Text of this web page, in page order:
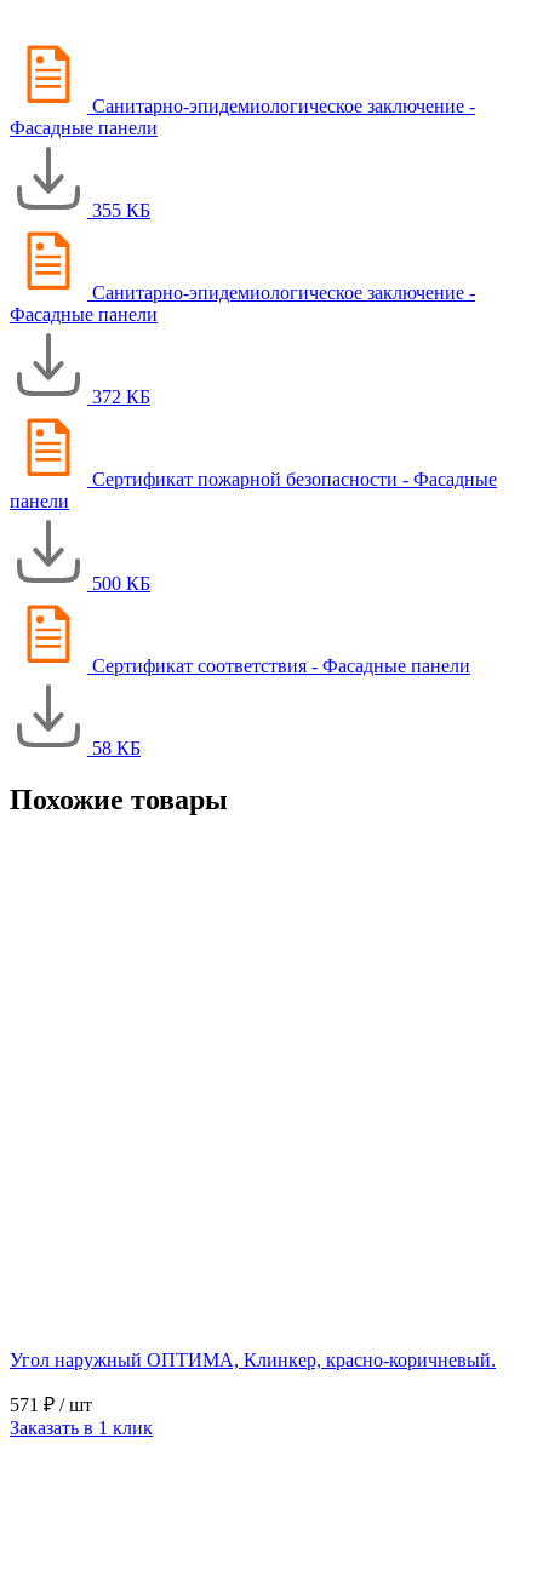
Санитарно-эпидемиологическое заключение -
Фасадные панели
355 КБ
Санитарно-эпидемиологическое заключение -
Фасадные панели
372 КБ
Сертификат пожарной безопасности - Фасадные
панели
500 КБ
Сертификат соответствия - Фасадные панели
58 КБ
Похожие товары
Угол наружный ОПТИМА, Клинкер, красно-коричневый.
571 ₽ / шт
Заказать в 1 клик